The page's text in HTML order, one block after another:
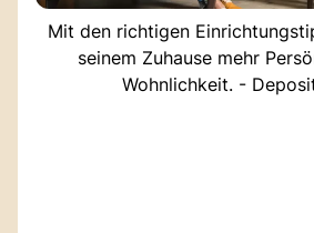
Mit den richtigen
seinem Zuhause mehr
Wohnlichkeit. -